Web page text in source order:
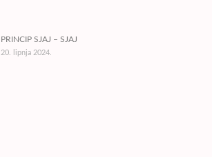
PRINCIP SJAJ – SJAJ
20. lipnja 2024.